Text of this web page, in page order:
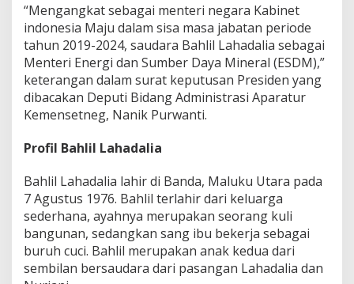
a
d
a
l
i
a
Y
a
g
P
r
n
a
h
a
d
“Mengangkat sebagai menteri negara Kabinet
indonesia Maju dalam sisa masa jabatan periode
tahun 2019-2024, saudara Bahlil Lahadalia sebagai
Menteri Energi dan Sumber Daya Mineral (ESDM),”
keterangan dalam surat keputusan Presiden yang
dibacakan Deputi Bidang Administrasi Aparatur
Kemensetneg, Nanik Purwanti.
Profil Bahlil Lahadalia
Bahlil Lahadalia lahir di Banda, Maluku Utara pada
7 Agustus 1976. Bahlil terlahir dari keluarga
sederhana, ayahnya merupakan seorang kuli
bangunan, sedangkan sang ibu bekerja sebagai
buruh cuci. Bahlil merupakan anak kedua dari
sembilan bersaudara dari pasangan Lahadalia dan